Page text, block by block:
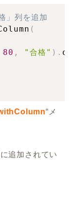
列を追加
(
80 , "合格" ) .
“メ
追加されてい